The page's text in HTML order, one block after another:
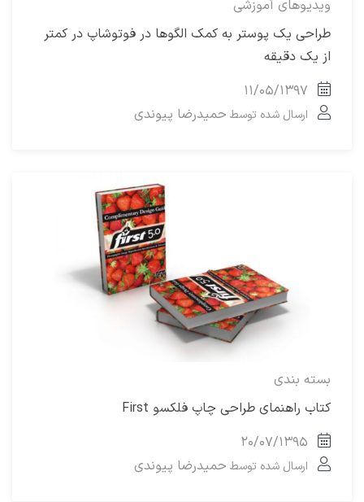
ویدیوهای آموزشی
طراحی یک پوستر به کمک الگوها در فوتوشاپ در کمتر
از یک دقیقه
۱۱/۰۵/۱۳۹۷
ارسال شده توسط حمیدرضا پیوندی
بسته بندی
کتاب راهنمای طراحی چاپ فلکسو First
۲۰/۰۷/۱۳۹۵
ارسال شده توسط حمیدرضا پیوندی